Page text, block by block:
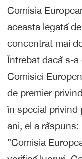
Comisia
aceasta legată
concentrat mai
Întrebat dacă s-
Comisiei
de premier
în special privind
ani, el a răspuns:
”Comisia